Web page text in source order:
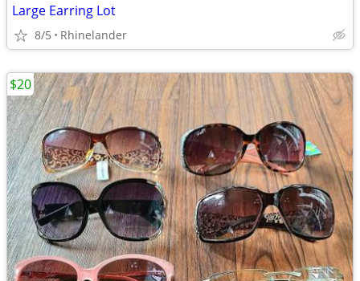
Large Earring Lot
8/5 Rhinelander
$20